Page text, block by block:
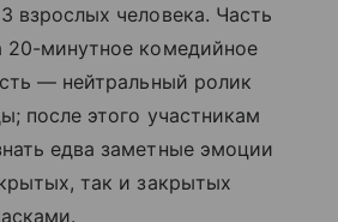
взрослых человека. Часть
20-минутное комедийное
— нейтральный ролик
после этого участникам
едва заметные эмоции
так и закрытых